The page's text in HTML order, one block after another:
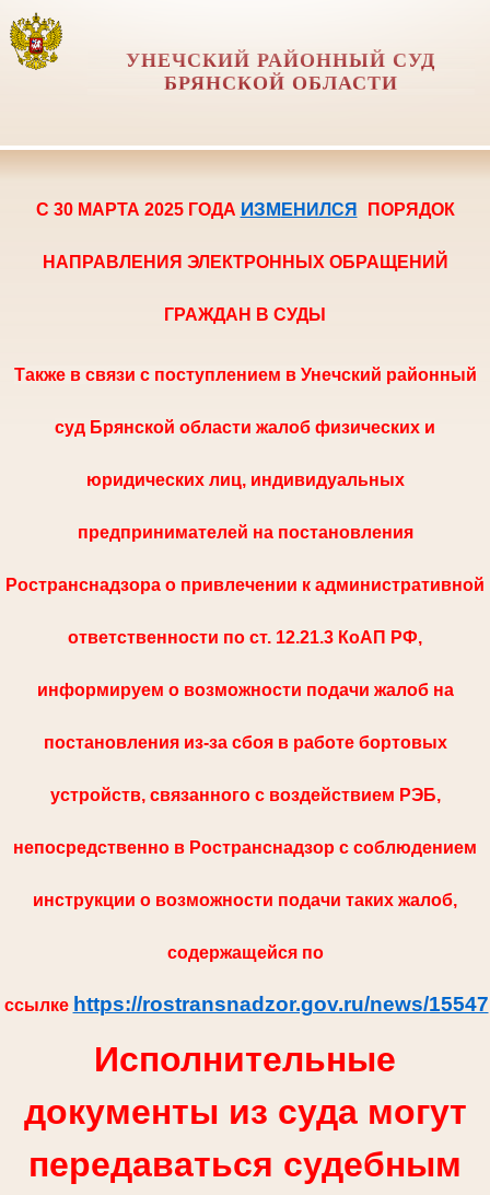
УНЕЧСКИЙ РАЙОННЫЙ СУД
БРЯНСКОЙ ОБЛАСТИ
С 30 МАРТА 2025 ГОДА ИЗМ ЕНИЛСЯ ПОРЯДОК
НАПРАВЛЕНИЯ ЭЛЕКТРОННЫХ ОБРАЩЕНИЙ
ГРАЖДАН В СУДЫ
Также всвязи с поступлением в Унечский районный
суд Брянской области жалоб физических и
юридических лиц, индивидуальных
предпринимателей на постановления
Ространснадзора о привлечении к административной
ответственности по ст. 12.21.3 КоАП РФ,
информируем о возможности подачи жалоб на
постановления из-за сбоя в работе бортовых
устройств, связанного с воздействием РЭБ,
непосредственно в Ространснадзор с соблюдением
инструкции о возможности подачи таких жалоб,
содержащейся по
ссылке https://rostransnadzor.gov.ru/news/15547
Исполнительные
документы из суда могут
передаваться судебным